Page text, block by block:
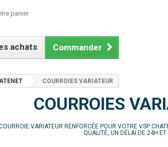
panier.
achats Commander
COURROIES VARIATEUR
COURROIES
VARIATEUR RENFORCÉE POUR VOTRE VSP
QUALITÉ, UN DÉLAI DE 24H ET